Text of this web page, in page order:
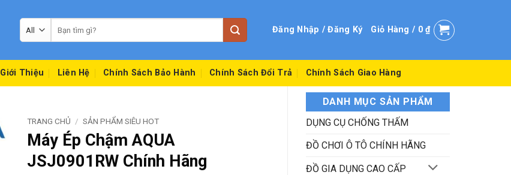
kiếm:
Đăng Nhập / Đăng Ký Giỏ Hàng / 0₫
Giới Thiệu Liên Hệ Chính Sách Bảo Hành Chính Sách Đổi Trả Chính Sách Giao Hàng
DANH MỤC SẢN PHẨM
DỤNG CỤ CHỐNG THẤM
ĐỒ CHƠI Ô TÔ CHÍNH HÃNG
ĐỒ GIA DỤNG CAO CẤP
TRANG CHỦ / SẢN PHẨM SIÊU HOT
Máy Ép Chậm AQUA
JSJ0901RW Chính Hãng